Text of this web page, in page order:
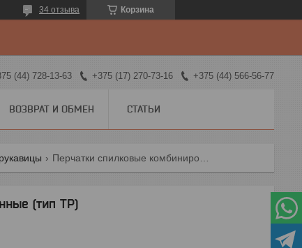
Корзина
34 отзыва
(44) 728-13-63 +375 (17) 270-73-16 +375 (44) 566-56-77
ВОЗВРАТ И ОБМЕН СТАТЬИ
(тип ТР)